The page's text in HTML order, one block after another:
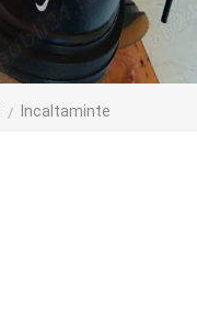
Incaltaminte